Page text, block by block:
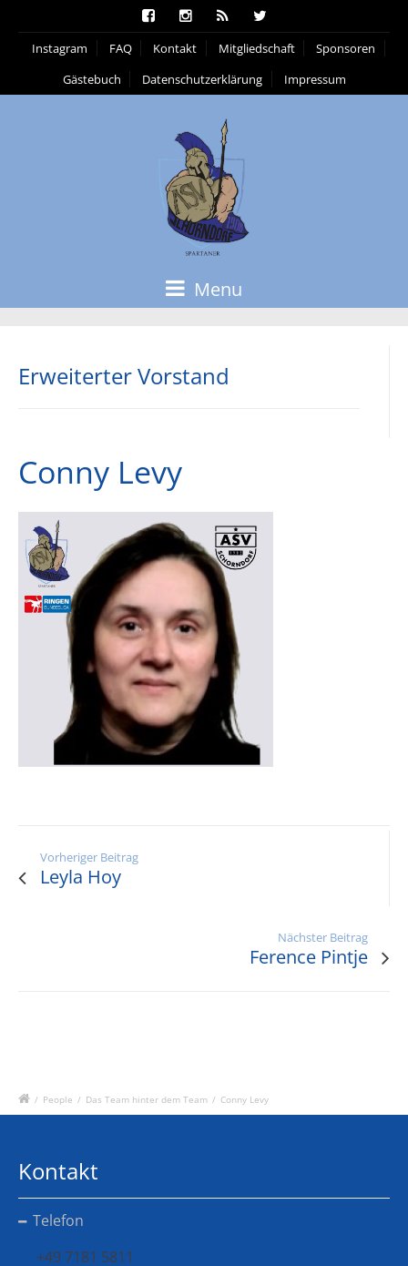
Instagram FAQ Kontakt Mitgliedschaft
Sponsoren
Gästebuch
Datenschutzerklärung Impressum
Menu
Erweiterter Vorstand
Conny Levy
Vorheriger Beitrag
Leyla Hoy
Nächster Beitrag
Ference Pintje
/ People / Das Team hinter dem Team / Conny Levy
Kontakt
Telefon
+49 7181 5811